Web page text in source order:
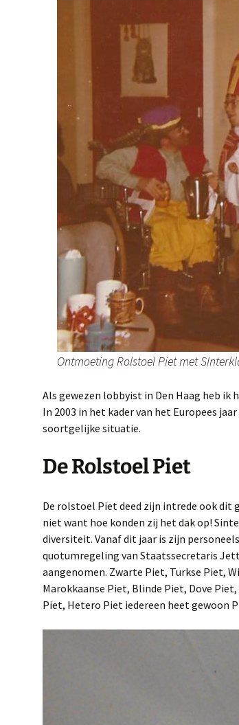
Ontmoeting Rolstoel Piet met
Als gewezen lobbyist in Den Haag heb ik
In 2003 in het kader van het Europees
soortgelijke situatie.
De Rolstoel Piet
De rolstoel Piet deed zijn intrede ook dit
niet want hoe konden zij het dak op!
diversiteit. Vanaf dit jaar is zijn
quotumregeling van Staatssecretaris
aangenomen. Zwarte Piet, Turkse Piet,
Marokkaanse Piet, Blinde Piet, Dove
Piet, Hetero Piet iedereen heet gewoon